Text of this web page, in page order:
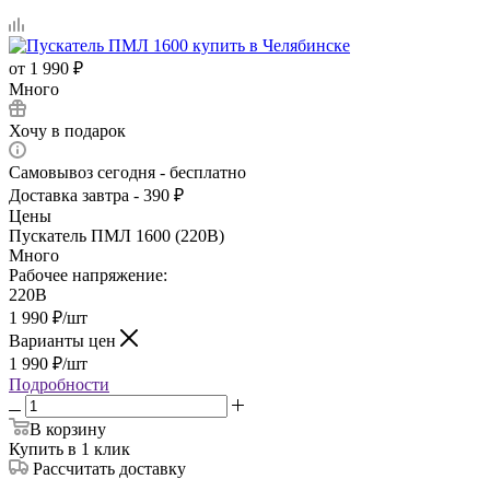
от 1 990 ₽
Много
Хочу в подарок
Самовывоз сегодня - бесплатно
Доставка завтра - 390 ₽
Цены
Пускатель ПМЛ 1600 (220В)
Много
Рабочее напряжение:
220В
1 990 ₽/шт
Варианты цен
1 990 ₽/шт
Подробности
В корзину
Купить в 1 клик
Рассчитать доставку